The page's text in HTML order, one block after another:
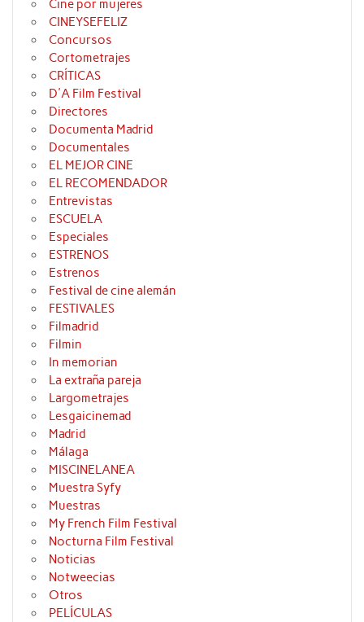
Cine por mujeres
CINEYSEFELIZ
Concursos
Cortometrajes
CRÍTICAS
D'A Film Festival
Directores
Documenta Madrid
Documentales
EL MEJOR CINE
EL RECOMENDADOR
Entrevistas
ESCUELA
Especiales
ESTRENOS
Estrenos
Festival de cine alemán
FESTIVALES
Filmadrid
Filmin
In memorian
La extraña pareja
Largometrajes
Lesgaicinemad
Madrid
Málaga
MISCINELANEA
Muestra Syfy
Muestras
My French Film Festival
Nocturna Film Festival
Noticias
Notweecias
Otros
PELÍCULAS